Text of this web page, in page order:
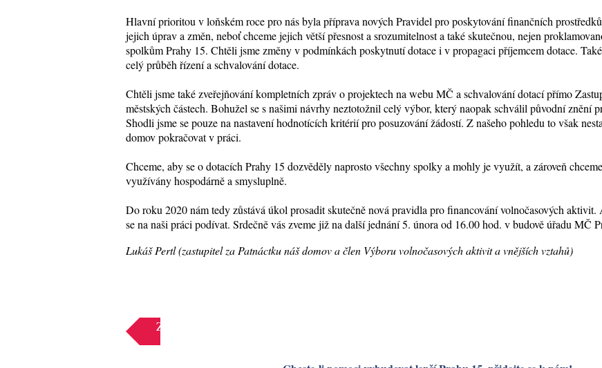
Hlavní prioritou v loňském roce pro nás byla příprava nových Pravidel pro poskytování finančních
jejich úprav a změn, neboť chceme jejich větší přesnost a srozumitelnost a také skutečnou, nejen
spolkům Prahy 15. Chtěli jsme změny v podmínkách poskytnutí dotace i v propagaci příjemcem dotace.
celý průběh řízení a schvalování dotace.
Chtěli jsme také zveřejňování kompletních zpráv o projektech na webu MČ a schvalování dotací přímo
městských částech. Bohužel se s našimi návrhy neztotožnil celý výbor, který naopak schválil původní znění
Shodli jsme se pouze na nastavení hodnotících kritérií pro posuzování žádostí. Z našeho pohledu to však
domov pokračovat v práci.
Chceme, aby se o dotacích Prahy 15 dozvěděly naprosto všechny spolky a mohly je využít, a zároveň
využívány hospodárně a smysluplně.
Do roku 2020 nám tedy zůstává úkol prosadit skutečně nová pravidla pro financování volnočasových
se na naši práci podívat. Srdečně vás zveme již na další jednání 5. února od 16.00 hod. v budově úřadu MČ
Lukáš Pertl (zastupitel za Patnáctku náš domov a člen Výboru volnočasových aktivit a vnějších vztahů)
Zpět